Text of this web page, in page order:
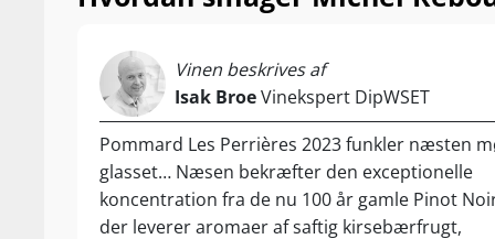
Nyd den til
og charcuteri.
Vinen beskrives af
Isak BroeVinekspert DipWSET
Pommard Les Perrières 2023 funkler næsten
glasset… Næsen bekræfter den exceptionelle
koncentration fra de nu 100 år gamle Pinot
der leverer aromaer af saftig kirsebærfrugt,